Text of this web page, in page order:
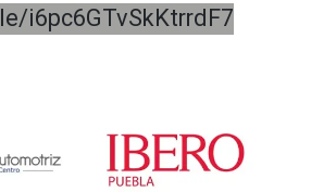
i6pc6GTvSkKtrrdF7